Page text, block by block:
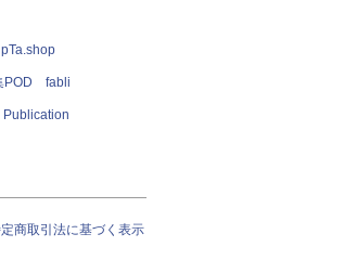
POD fabli
Publication
商取引法に基づく表示